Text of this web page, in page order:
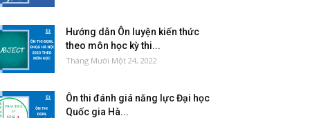
Hướng dẫn Ôn luyện kiến thức
theo môn học kỳ thi...
Tháng Mười Một 24, 2022
Ôn thi đánh giá năng lực Đại học
Quốc gia Hà...